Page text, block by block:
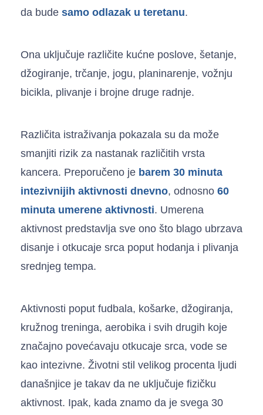
da bude samo odlazak u teretanu.
Ona uključuje različite kućne poslove, šetanje,
džogiranje, trčanje, jogu, planinarenje, vožnju
bicikla, plivanje i brojne druge radnje.
Različita istraživanja pokazala su da može
smanjiti rizik za nastanak različitih vrsta
kancera. Preporučeno je barem 30 minuta
intezivnijih aktivnosti dnevno, odnosno 60
minuta umerene aktivnosti. Umerena
aktivnost predstavlja sve ono što blago ubrzava
disanje i otkucaje srca poput hodanja i plivanja
srednjeg tempa.
Aktivnosti poput fudbala, košarke, džogiranja,
kružnog treninga, aerobika i svih drugih koje
značajno povećavaju otkucaje srca, vode se
kao intezivne. Životni stil velikog procenta ljudi
današnjice je takav da ne uključuje fizičku
aktivnost. Ipak, kada znamo da je svega 30